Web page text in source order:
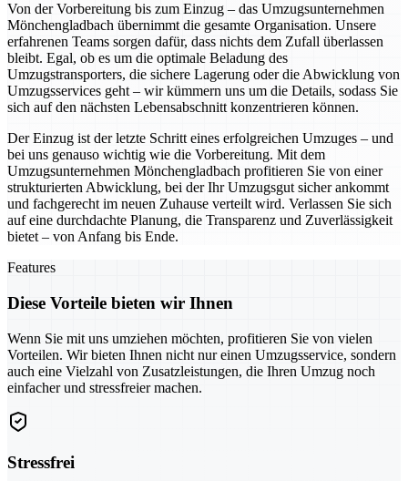
Von der Vorbereitung bis zum Einzug – das Umzugsunternehmen
Mönchengladbach übernimmt die gesamte Organisation. Unsere
erfahrenen Teams sorgen dafür, dass nichts dem Zufall überlassen
bleibt. Egal, ob es um die optimale Beladung des
Umzugstransporters, die sichere Lagerung oder die Abwicklung von
Umzugsservices geht – wir kümmern uns um die Details, sodass Sie
sich auf den nächsten Lebensabschnitt konzentrieren können.
Der Einzug ist der letzte Schritt eines erfolgreichen Umzuges – und
bei uns genauso wichtig wie die Vorbereitung. Mit dem
Umzugsunternehmen Mönchengladbach profitieren Sie von einer
strukturierten Abwicklung, bei der Ihr Umzugsgut sicher ankommt
und fachgerecht im neuen Zuhause verteilt wird. Verlassen Sie sich
auf eine durchdachte Planung, die Transparenz und Zuverlässigkeit
bietet – von Anfang bis Ende.
Features
Diese Vorteile bieten wir Ihnen
Wenn Sie mit uns umziehen möchten, profitieren Sie von vielen
Vorteilen. Wir bieten Ihnen nicht nur einen Umzugsservice, sondern
auch eine Vielzahl von Zusatzleistungen, die Ihren Umzug noch
einfacher und stressfreier machen.
Stressfrei